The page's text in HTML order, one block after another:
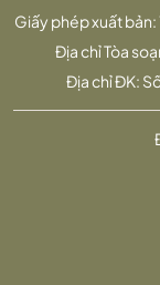
Giấy phép xuất bản:
Địa chỉ Tòa
Địa chỉ ĐK: